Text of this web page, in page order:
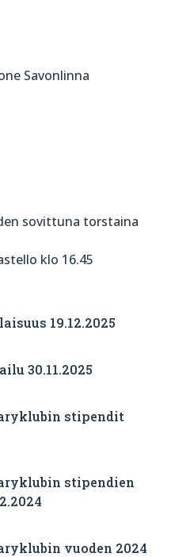
Savonlinna
sovittuna torstaina
klo 16.45
19.12.2025
30.11.2025
stipendit
stipendien
vuoden 2024